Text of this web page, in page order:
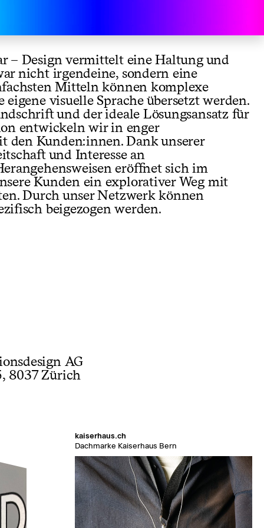
– Design vermittelt eine Haltung und
nicht irgendeine, sondern eine
Mitteln können komplexe
eigene visuelle Sprache übersetzt werden.
und der ideale Lösungsansatz für
entwickeln wir in enger
den Kunden:innen. Dank unserer
und Interesse an
eröffnet sich im
Kunden ein explorativer Weg mit
Durch unser Netzwerk können
beigezogen werden.
AG
8037 Zürich
kaiserhaus.ch
Dachmarke Kaiserhaus Bern